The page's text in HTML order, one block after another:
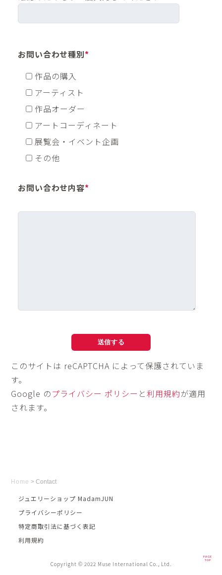
お問い合わせ種別*
作品の購入
アーティスト
作品オーダー
アートコーディネート
展覧会・イベント企画
その他
お問い合わせ内容*
このサイトは reCAPTCHA によって保護されていま
す。
Google のプライバシー ポリシー と利用規約が適用
されます。
Home >Contact
ジュエリーショップ MadamJUN
プライバシーポリシー
特定商取引法に基づく表記
利用規約
Copyright © 2022 Muse International Co., Ltd.
PAGE
TOP